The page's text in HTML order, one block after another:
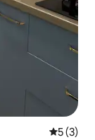
5 (3)